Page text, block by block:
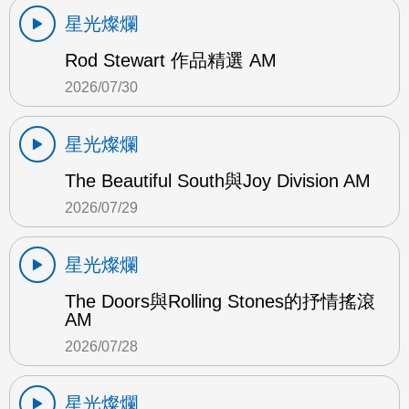
星光燦爛
Rod Stewart 作品精選 AM
2026/07/30
星光燦爛
The Beautiful South與Joy Division AM
2026/07/29
星光燦爛
The Doors與Rolling Stones的抒情搖滾
AM
2026/07/28
星光燦爛